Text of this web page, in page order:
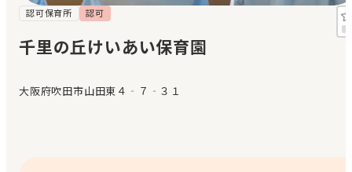
メッセージ
おすすめの園
エンクルの特徴と活用方法
認可保育所 認可
千里の丘けいあい保育園
大阪府吹田市山田東４‐７‐３１